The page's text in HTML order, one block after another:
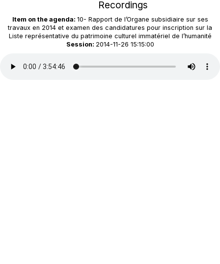
Recordings
Item on the agenda: 10- Rapport de l’Organe subsidiaire sur ses
travaux en 2014 et examen des candidatures pour inscription sur la
Liste représentative du patrimoine culturel immatériel de l’humanité
Session: 2014-11-26 15:15:00